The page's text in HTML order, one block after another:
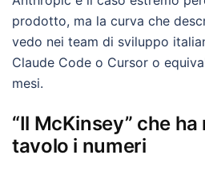
prodotto, ma la curva che
vedo nei team di sviluppo
Claude Code o Cursor o
mesi.
“Il McKinsey” che
tavolo i numeri